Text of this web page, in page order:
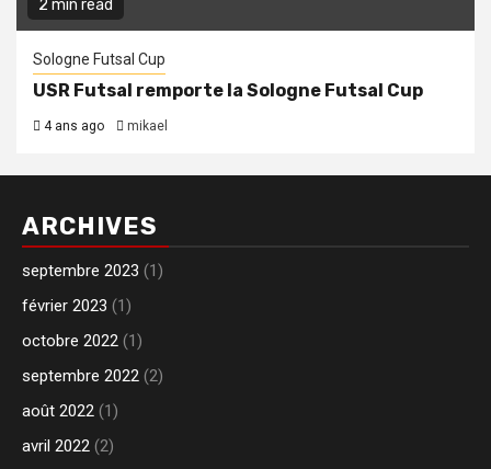
2 min read
Sologne Futsal Cup
USR Futsal remporte la Sologne Futsal Cup
4 ans ago mikael
ARCHIVES
septembre 2023 (1)
février 2023 (1)
octobre 2022 (1)
septembre 2022 (2)
août 2022 (1)
avril 2022 (2)